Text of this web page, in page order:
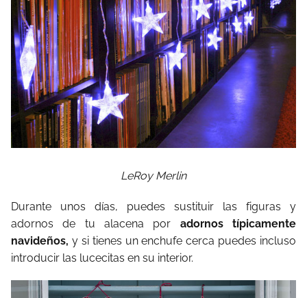
LeRoy Merlin
Durante unos días, puedes sustituir las figuras y
adornos de tu alacena por adornos típicamente
navideños, y si tienes un enchufe cerca puedes incluso
introducir las lucecitas en su interior.